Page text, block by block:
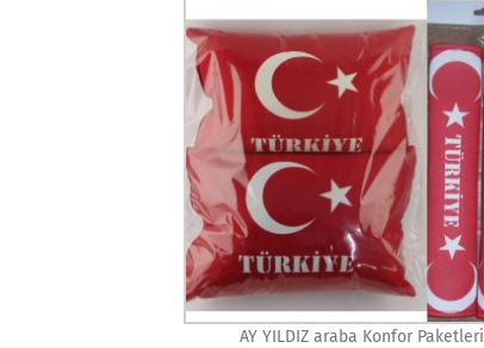
AY YILDIZ araba Konfor Paketleri